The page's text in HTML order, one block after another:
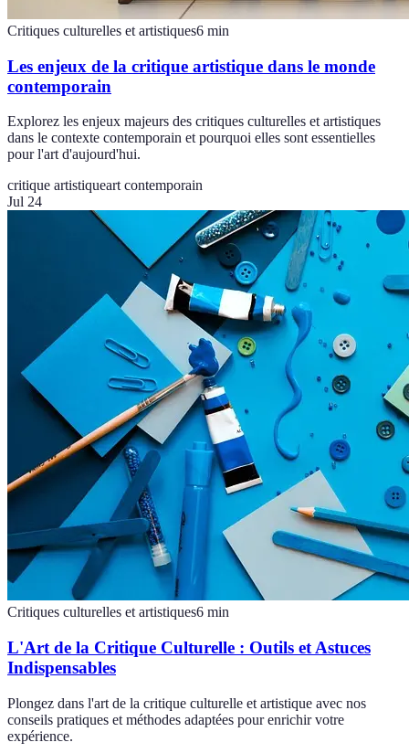
Critiques culturelles et artistiques6 min
Les enjeux de la critique artistique dans le monde
contemporain
Explorez les enjeux majeurs des critiques culturelles et artistiques
dans le contexte contemporain et pourquoi elles sont essentielles
pour l'art d'aujourd'hui.
critique artistiqueart contemporain
Jul 24
Critiques culturelles et artistiques6 min
L'Art de la Critique Culturelle : Outils et Astuces
Indispensables
Plongez dans l'art de la critique culturelle et artistique avec nos
conseils pratiques et méthodes adaptées pour enrichir votre
expérience.